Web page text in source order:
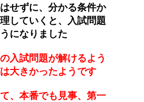
せずに、分かる条件か
していくと、入試問題
になりました
入試問題が解けるよう
大きかったようです
、本番でも見事、第一